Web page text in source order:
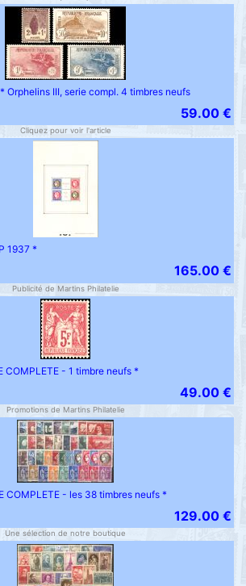
Orphelins III, serie compl. 4 timbres neufs
59.00 €
Cliquez pour voir l'article
1937 *
165.00 €
Publicité de Martins Philatelie
COMPLETE - 1 timbre neufs *
49.00 €
Promotions de Martins Philatelie
COMPLETE - les 38 timbres neufs *
129.00 €
Une sélection de notre boutique